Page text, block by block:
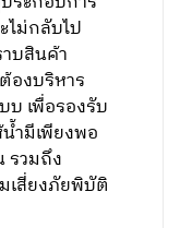
ไม่กลับไป
บสินค้า
องบริหาร
บ เพื่อรองรับ
ำมีเพียงพอ
รวมถึง
เสี่ยงภัยพิบัติ